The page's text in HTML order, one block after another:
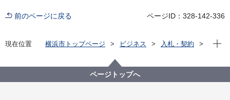
前のページに戻る ページID：328-142-336
現在位置 横浜市トップページ ビジネス
入札・契約
【公募型指名競争入札】横浜市立中学校給食サポート
センター（令和４年度から令和７年度）運営業務委託
現在
ページトップへ